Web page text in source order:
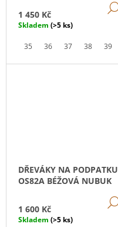
1 450 Kč
Skladem (>5 ks)
35 36 37 38 39
DŘEVÁKY NA PODPATKU
OS82A BÉŽOVÁ NUBUK
1 600 Kč
Skladem (>5 ks)